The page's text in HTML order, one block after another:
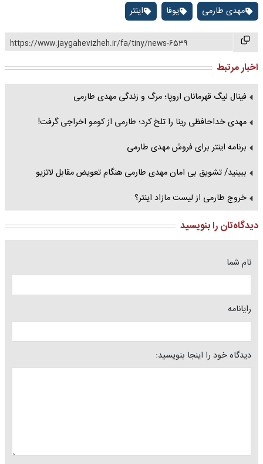
مهدی طارمی یوفا اینتر
https://www.jaygahevizheh.ir/fa/tiny/news-6539
اخبار مرتبط
فینال لیگ قهرمانان اروپا؛ مرگ و زندگی مهدی طارمی
مهدی خداحافظی رینا را تلخ کرد؛ طارمی از کومو اخراجی گرفت!
برنامه اینتر برای فروش مهدی طارمی
ببینید/ تشویق بی امان مهدی طارمی هنگام تعویض مقابل لاتزیو
خروج طارمی از لیست مازاد اینتر؟
دیدگاه‌تان را بنویسید
نام شما
رایانامه
دیدگاه خود را اینجا بنویسید: